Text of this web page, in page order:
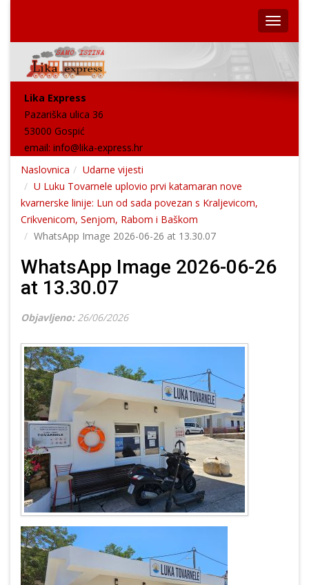
Lika Express
Pazariška ulica 36
53000 Gospić
email: info@lika-express.hr
Naslovnica
Udarne vijesti
U Luku Tovarnele uplovio prvi katamaran nove
kvarnerske linije: Lun od sada povezan s Kraljevicom,
Crikvenicom, Senjom, Rabom i Baškom
WhatsApp Image 2026-06-26 at 13.30.07
WhatsApp Image 2026-06-26
at 13.30.07
Objavljeno: 26/06/2026